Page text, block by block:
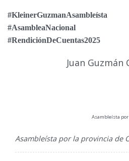
#KleinerGuzmanAsambleísta
#AsambleaNacional
#RendiciónDeCuentas2025
Juan Guzmán
Asambleísta
Asambleísta por la provincia de